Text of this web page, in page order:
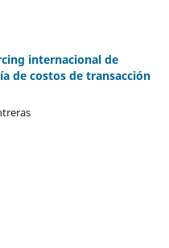
internacional de
de costos de transacción